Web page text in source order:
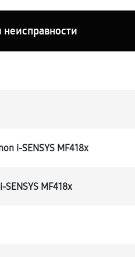
i-SENSYS MF418x
MF418x